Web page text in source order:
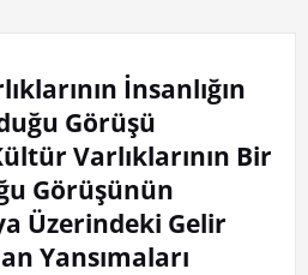
İnsanlığın
Görüşü
Varlıklarının Bir
Görüşünün
Üzerindeki Gelir
Yansımaları